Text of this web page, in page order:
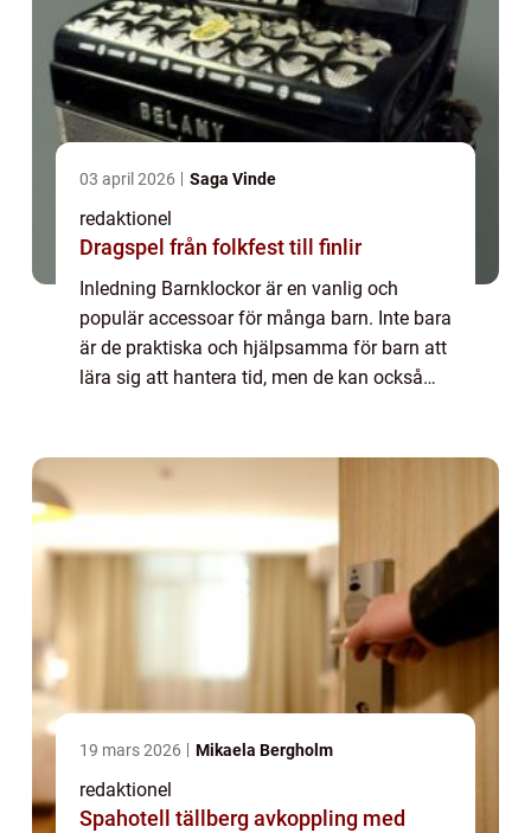
03 april 2026 Saga Vinde
redaktionel
Dragspel från folkfest till finlir
Inledning Barnklockor är en vanlig och
populär accessoar för många barn. Inte bara
är de praktiska och hjälpsamma för barn att
lära sig att hantera tid, men de kan också
19 mars 2026 Mikaela Bergholm
redaktionel
Spahotell tällberg avkoppling med